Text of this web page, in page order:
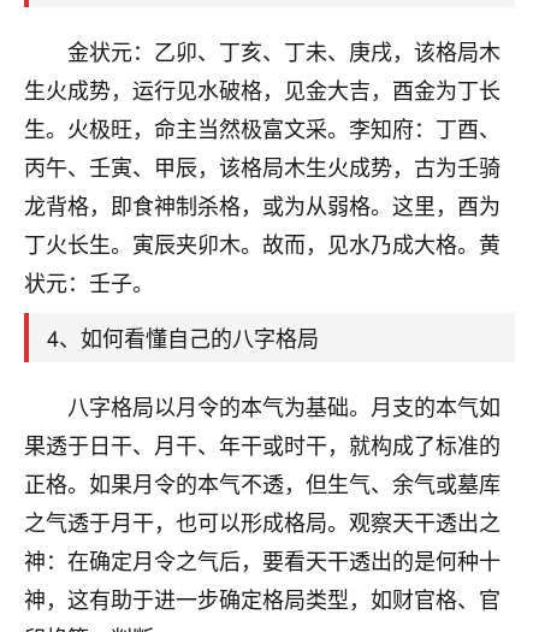
金状元：乙卯、丁亥、丁未、庚戌，该格局木
生火成势，运行见水破格，见金大吉，酉金为丁长
生。火极旺，命主当然极富文采。李知府：丁酉、
丙午、壬寅、甲辰，该格局木生火成势，古为壬骑
龙背格，即食神制杀格，或为从弱格。这里，酉为
丁火长生。寅辰夹卯木。故而，见水乃成大格。黄
状元：壬子。
4、如何看懂自己的八字格局
八字格局以月令的本气为基础。月支的本气如
果透于日干、月干、年干或时干，就构成了标准的
正格。如果月令的本气不透，但生气、余气或墓库
之气透于月干，也可以形成格局。观察天干透出之
神：在确定月令之气后，要看天干透出的是何种十
神，这有助于进一步确定格局类型，如财官格、官
址、风水、还有开业日子，哪哪都看了，虽然
大环境不好，但是我家生意还可以，前几天又
刚找老师做了补财库，希望财运更好一点！
2小时前 来自海南 18
梦醒时分
我女儿高二叛逆，大半年不上学，一说她就要死要活
的，把我们两口子愁的不行，朋友给我推荐的慧来老
师，一开始我是病急乱投医，这半年来，法事一个个
做完，我女儿跟变了个人一样，不期望她能考多好的
大学，只要能安安稳稳的把书读了，身体心理都健健
鹿森：可怜天下父母心啊！
3小时前 来自河北 16
付深
我是公司人事调整，有升迁机会，但同时竞争的我们
三个，找老师的时候是抱着侥幸心理，没想到老师看